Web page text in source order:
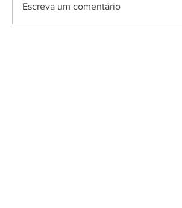
Escreva um comentário